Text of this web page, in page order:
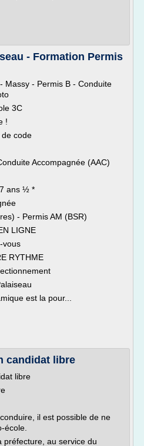
- Formation Permis
Massy - Permis B - Conduite
3C
!
code
Accompagnée (AAC)
ans ½ *
- Permis AM (BSR)
LIGNE
vous
RYTHME
est la pour...
candidat libre
libre
il est possible de ne
école.
préfecture, au service du